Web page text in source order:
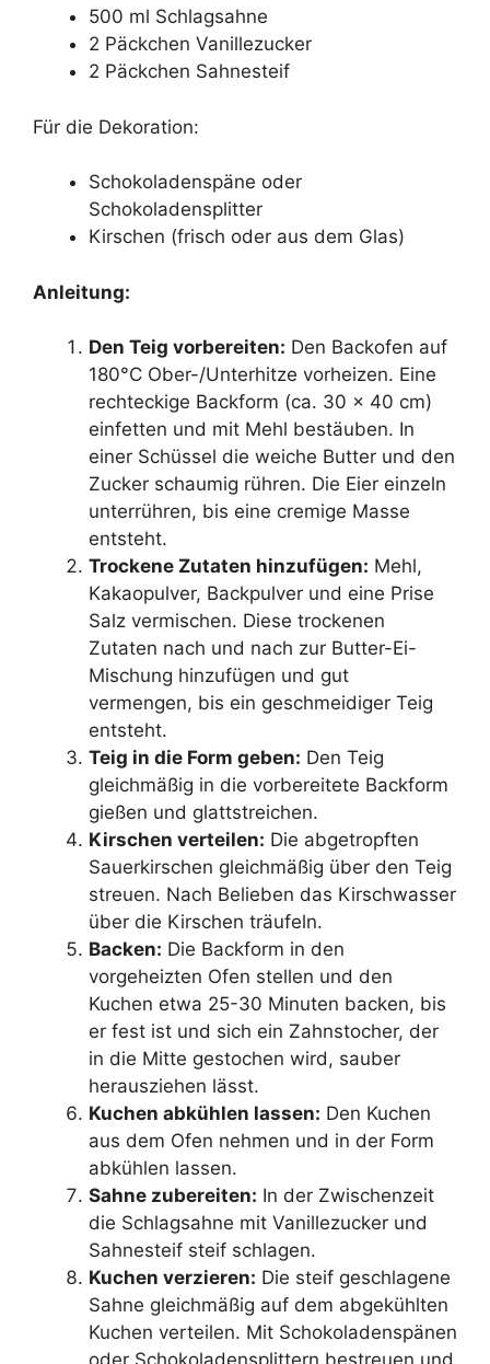
500 ml Schlagsahne
2 Päckchen Vanillezucker
2 Päckchen Sahnesteif
Für die Dekoration:
Schokoladenspäne oder
Schokoladensplitter
Kirschen (frisch oder aus dem Glas)
Anleitung:
Den Teig vorbereiten: Den Backofen auf
180°C Ober-/Unterhitze vorheizen. Eine
rechteckige Backform (ca. 30 x 40 cm)
einfetten und mit Mehl bestäuben. In
einer Schüssel die weiche Butter und den
Zucker schaumig rühren. Die Eier einzeln
unterrühren, bis eine cremige Masse
entsteht.
Trockene Zutaten hinzufügen: Mehl,
Kakaopulver, Backpulver und eine Prise
Salz vermischen. Diese trockenen
Zutaten nach und nach zur Butter-Ei-
Mischung hinzufügen und gut
vermengen, bis ein geschmeidiger Teig
entsteht.
Teig in die Form geben: Den Teig
gleichmäßig in die vorbereitete Backform
gießen und glattstreichen.
Kirschen verteilen: Die abgetropften
Sauerkirschen gleichmäßig über den Teig
streuen. Nach Belieben das Kirschwasser
über die Kirschen träufeln.
Backen: Die Backform in den
vorgeheizten Ofen stellen und den
Kuchen etwa 25-30 Minuten backen, bis
er fest ist und sich ein Zahnstocher, der
in die Mitte gestochen wird, sauber
herausziehen lässt.
Kuchen abkühlen lassen: Den Kuchen
aus dem Ofen nehmen und in der Form
abkühlen lassen.
Sahne zubereiten: In der Zwischenzeit
die Schlagsahne mit Vanillezucker und
Sahnesteif steif schlagen.
Kuchen verzieren: Die steif geschlagene
Sahne gleichmäßig auf dem abgekühlten
Kuchen verteilen. Mit Schokoladenspänen